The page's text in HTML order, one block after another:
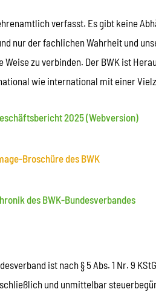
verfasst. Es gibt keine
nur der fachlichen Wahrheit und
Weise zu verbinden. Der BWK ist
wie international mit einer
2025 (Webversion)
Broschüre des BWK
des BWK-Bundesverbandes
ist nach § 5 Abs. 1 Nr. 9
und unmittelbar